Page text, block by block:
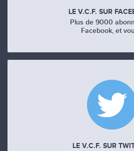
LE V.C.F. SUR
Plus de 9000
Facebook, et
LE V.C.F. SUR